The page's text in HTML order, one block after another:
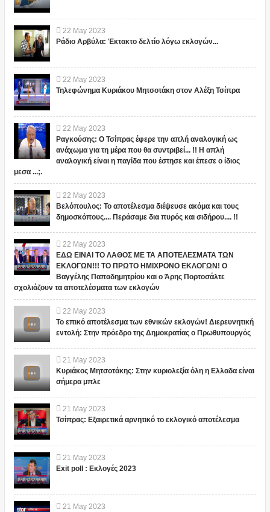
22 May 2023
Ράδιο Αρβύλα: Έκτακτο δελτίο λόγω εκλογών...
22 May 2023
Τηλεφώνημα Κυριάκου Μητσοτάκη στον Αλέξη Τσίπρα
22 May 2023
Ραγκούσης: Ο Τσίπρας έφερε την απλή αναλογική ως
ανάχωμα για τη μέρα που θα συντριβεί... !! Η απλή
αναλογική είναι η παγίδα που έστησε και έπεσε ο ίδιος
μεσα ...;.
22 May 2023
Βελόπουλος: Το αποτέλεσμα διέψευσε ακόμα και τους
δημοσκόπους.... Περάσαμε δια πυρός και σιδήρου.... !!
22 May 2023
ΕΔΩ ΕΙΝΑΙ ΤΟ ΛΑΘΟΣ ΜΕ ΤΑ ΑΠΟΤΕΛΕΣΜΑΤΑ ΤΩΝ
ΕΚΛΟΓΩΝ!!! ΤΟ ΠΡΩΤΟ ΗΜΙΧΡΟΝΟ ΕΚΛΟΓΩΝ! Ο
Βαγγέλης Παπαδημητρίου και ο Άρης Πορτοσάλτε
σχολιάζουν τα αποτελέσματα των εκλογών
22 May 2023
Το επικό αποτέλεσμα των εθνικών εκλογών! Διερευνητική
εντολή: Στην πρόεδρο της Δημοκρατίας ο Πρωθυπουργός
21 May 2023
Κυριάκος Μητσοτάκης: Στην κυριολεξία όλη η Ελλαδα είναι
σήμερα μπλε
21 May 2023
Τσίπρας: Εξαιρετικά αρνητικό το εκλογικό αποτέλεσμα
21 May 2023
Exit poll : Εκλογές 2023
21 May 2023